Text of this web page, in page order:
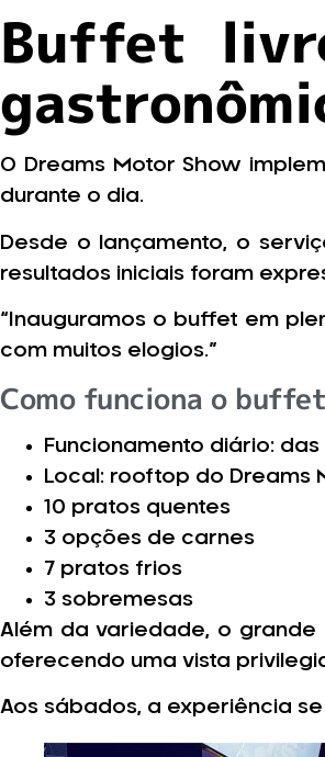
Buffet
O Dreams Motor Show
durante o dia.
Desde o lançamento, o
resultados iniciais foram
“Inauguramos o buffet em
com muitos elogios.”
Como funciona o
Funcionamento diário: das
Local: rooftop do Dreams
10 pratos quentes
3 opções de carnes
7 pratos frios
3 sobremesas
Além da variedade, o
oferecendo uma vista
Aos sábados, a experiência